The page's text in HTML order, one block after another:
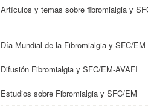
Artículos y temas sobre fibromialgia y
Día Mundial de la Fibromialgia y SFC/EM
Difusión Fibromialgia y SFC/EM-AVAFI
Estudios sobre Fibromialgia y SFC/EM